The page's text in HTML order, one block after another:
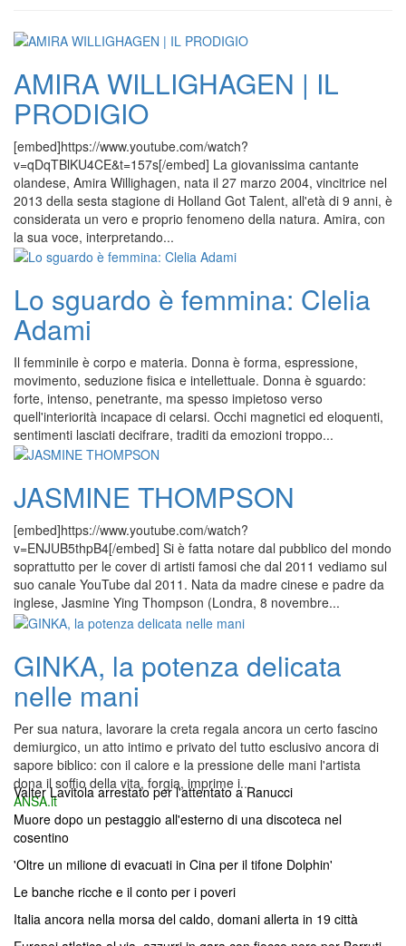
AMIRA WILLIGHAGEN | IL
PRODIGIO
[embed]https://www.youtube.com/watch?
v=qDqTBlKU4CE&t=157s[/embed] La giovanissima cantante
olandese, Amira Willighagen, nata il 27 marzo 2004, vincitrice nel
2013 della sesta stagione di Holland Got Talent, all'età di 9 anni, è
considerata un vero e proprio fenomeno della natura. Amira, con
la sua voce, interpretando...
Lo sguardo è femmina: Clelia
Adami
Il femminile è corpo e materia. Donna è forma, espressione,
movimento, seduzione fisica e intellettuale. Donna è sguardo:
forte, intenso, penetrante, ma spesso impietoso verso
quell'interiorità incapace di celarsi. Occhi magnetici ed eloquenti,
sentimenti lasciati decifrare, traditi da emozioni troppo...
JASMINE THOMPSON
[embed]https://www.youtube.com/watch?
v=ENJUB5thpB4[/embed] Si è fatta notare dal pubblico del mondo
soprattutto per le cover di artisti famosi che dal 2011 vediamo sul
suo canale YouTube dal 2011. Nata da madre cinese e padre da
inglese, Jasmine Ying Thompson (Londra, 8 novembre...
GINKA, la potenza delicata
nelle mani
Per sua natura, lavorare la creta regala ancora un certo fascino
demiurgico, un atto intimo e privato del tutto esclusivo ancora di
sapore biblico: con il calore e la pressione delle mani l'artista
dona il soffio della vita, forgia, imprime i...
ANSA.it
Valter Lavitola arrestato per l'attentato a Ranucci
Muore dopo un pestaggio all'esterno di una discoteca nel
cosentino
'Oltre un milione di evacuati in Cina per il tifone Dolphin'
Le banche ricche e il conto per i poveri
Italia ancora nella morsa del caldo, domani allerta in 19 città